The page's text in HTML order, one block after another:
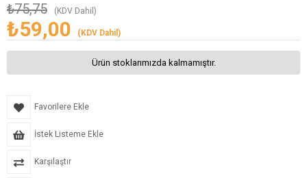
₺75,75 (KDV Dahil)
₺59,00 (KDV Dahil)
Ürün stoklarımızda kalmamıştır.
Favorilere Ekle
İstek Listeme Ekle
Karşılaştır